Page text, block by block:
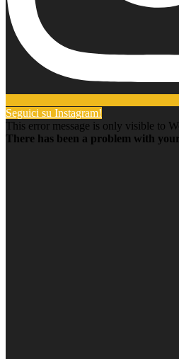
Seguici su Instagram!
This error message is only visible to
There has been a problem with